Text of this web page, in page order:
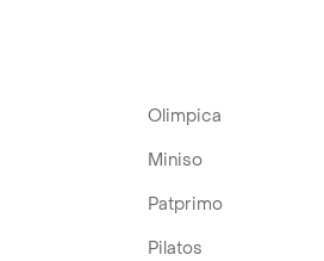
Olimpica
Miniso
Patprimo
Pilatos